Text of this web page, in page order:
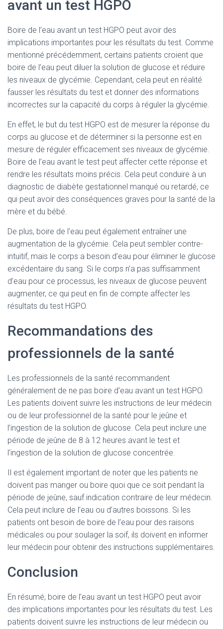
avant un test HGPO
Boire de l’eau avant un test HGPO peut avoir des
implications importantes pour les résultats du test. Comme
mentionné précédemment, certains patients croient que
boire de l’eau peut diluer la solution de glucose et réduire
les niveaux de glycémie. Cependant, cela peut en réalité
fausser les résultats du test et donner des informations
incorrectes sur la capacité du corps à réguler la glycémie.
En effet, le but du test HGPO est de mesurer la réponse du
corps au glucose et de déterminer si la personne est en
mesure de réguler efficacement ses niveaux de glycémie.
Boire de l’eau avant le test peut affecter cette réponse et
rendre les résultats moins précis. Cela peut conduire à un
diagnostic de diabète gestationnel manqué ou retardé, ce
qui peut avoir des conséquences graves pour la santé de la
mère et du bébé.
De plus, boire de l’eau peut également entraîner une
augmentation de la glycémie. Cela peut sembler contre-
intuitif, mais le corps a besoin d’eau pour éliminer le glucose
excédentaire du sang. Si le corps n’a pas suffisamment
d’eau pour ce processus, les niveaux de glucose peuvent
augmenter, ce qui peut en fin de compte affecter les
résultats du test HGPO.
Recommandations des
professionnels de la santé
Les professionnels de la santé recommandent
généralement de ne pas boire d’eau avant un test HGPO.
Les patients doivent suivre les instructions de leur médecin
ou de leur professionnel de la santé pour le jeûne et
l’ingestion de la solution de glucose. Cela peut inclure une
période de jeûne de 8 à 12 heures avant le test et
l’ingestion de la solution de glucose concentrée.
Il est également important de noter que les patients ne
doivent pas manger ou boire quoi que ce soit pendant la
période de jeûne, sauf indication contraire de leur médecin.
Cela peut inclure de l’eau ou d’autres boissons. Si les
patients ont besoin de boire de l’eau pour des raisons
médicales ou pour soulager la soif, ils doivent en informer
leur médecin pour obtenir des instructions supplémentaires.
Conclusion
En résumé, boire de l’eau avant un test HGPO peut avoir
des implications importantes pour les résultats du test. Les
patients doivent suivre les instructions de leur médecin ou